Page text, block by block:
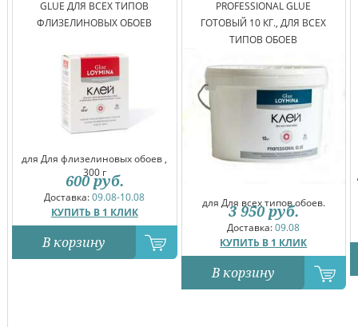
GLUE ДЛЯ ВСЕХ ТИПОВ
ФЛИЗЕЛИНОВЫХ ОБОЕВ
для Для флизелиновых обоев ,
300 г
Доставка:09.08-10.08
КУПИТЬ В 1 КЛИК
600 руб.
В корзину
PROFESSIONAL GLUE
ГОТОВЫЙ 10 КГ., ДЛЯ ВСЕХ
ТИПОВ ОБОЕВ
для Для всех типов обоев.
Доставка:09.08
КУПИТЬ В 1 КЛИК
3 950 руб.
В корзину